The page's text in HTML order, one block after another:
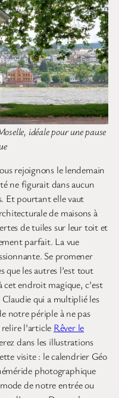
idéale pour une pause
rejoignons le lendemain
ne figurait dans aucun
Et pourtant elle vaut
de maisons à
de tuiles sur leur toit et
parfait. La vue
Se promener
que les autres l’est tout
cet endroit magique, c’est
qui a multiplié les
notre périple à ne pas
l’article Rêver le
dans les illustrations
visite : le calendrier Géo
photographique
de notre entrée ou